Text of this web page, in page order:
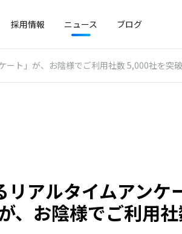
採用情報 ニュース ブログ
ト」が、お陰様でご利用社数 5,000社を突
アルタイムアンケ
、お陰様でご利用